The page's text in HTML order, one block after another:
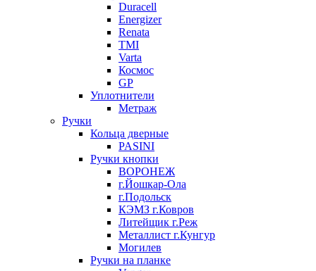
Duracell
Energizer
Renata
TMI
Varta
Космос
GP
Уплотнители
Метраж
Ручки
Кольца дверные
PASINI
Ручки кнопки
ВОРОНЕЖ
г.Йошкар-Ола
г.Подольск
КЭМЗ г.Ковров
Литейщик г.Реж
Металлист г.Кунгур
Могилев
Ручки на планке